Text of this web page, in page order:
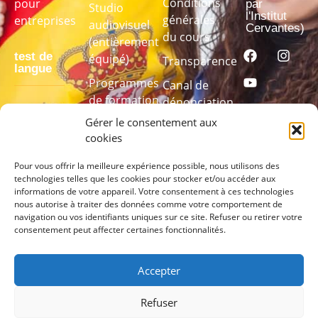
Gérer le consentement aux
cookies
Pour vous offrir la meilleure expérience possible, nous utilisons des
technologies telles que les cookies pour stocker et/ou accéder aux
informations de votre appareil. Votre consentement à ces technologies
nous autorise à traiter des données comme votre comportement de
navigation ou vos identifiants uniques sur ce site. Refuser ou retirer votre
consentement peut affecter certaines fonctionnalités.
Accepter
Refuser
pour
entreprises
test de
langue
pour
connaître
votre niveau
PASSEZ
ICI
Studio
audiovisuel
(entièrement
équipé)
Programmes
de formation
linguistique
sur mesure
générales
du cours
Transparence
Canal de
dénonciation
par
l'Institut
Cervantes)